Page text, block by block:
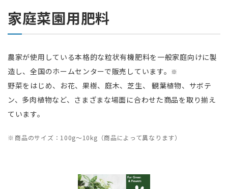
JP
家庭菜園用肥料
農家が使用している本格的な粒状有機肥料を一般家庭向けに製
造し、全国のホームセンターで販売しています。 ※
野菜をはじめ、お花、果樹、庭木、芝生、 観葉植物、サボテ
ン、多肉植物など、さまざまな場面に合わせた商品を取り揃え
ています。
商品のサイズ：100g～10kg（商品によって異なります）